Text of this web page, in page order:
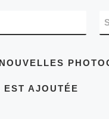
EST AJOUTÉE